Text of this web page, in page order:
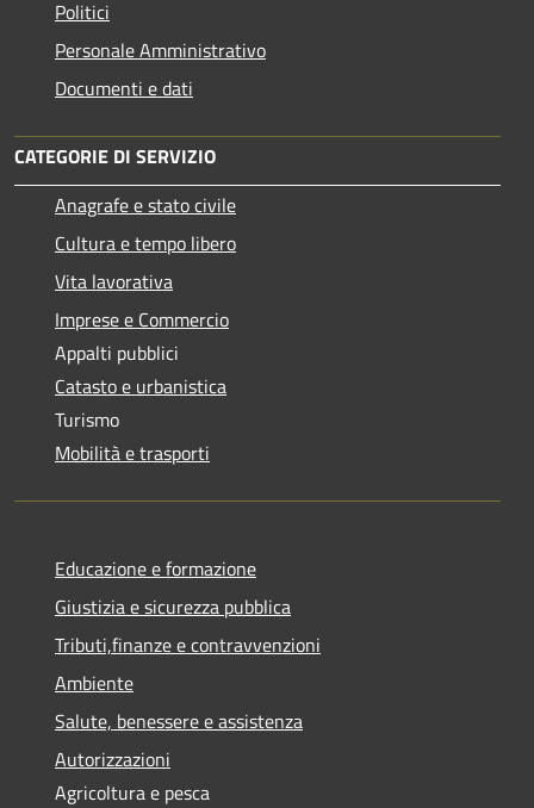
Politici
Personale Amministrativo
Documenti e dati
CATEGORIE DI SERVIZIO
Anagrafe e stato civile
Cultura e tempo libero
Vita lavorativa
Imprese e Commercio
Appalti pubblici
Catasto e urbanistica
Turismo
Mobilità e trasporti
Educazione e formazione
Giustizia e sicurezza pubblica
Tributi,finanze e contravvenzioni
Ambiente
Salute, benessere e assistenza
Autorizzazioni
Agricoltura e pesca